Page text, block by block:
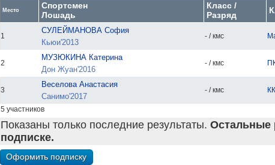
Место
Спортсмен
Лошадь
Класс /
Разряд
1
СУЛЕЙМАНОВА София
Кьюи'2013
- / кмс
2
МУЗЮКИНА Катерина
Дон Жуан'2016
- / кмс
3
Веселова Анастасия
Санимо'2017
- / кмс
5 участников
Показаны только последние результаты. Остальные
подписке.